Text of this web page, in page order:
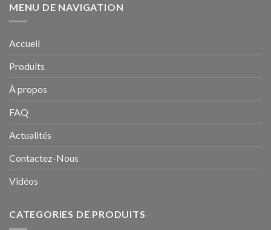
MENU DE NAVIGATION
Accueil
Produits
À propos
FAQ
Actualités
Contactez-Nous
Vidéos
CATEGORIES DE PRODUITS